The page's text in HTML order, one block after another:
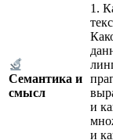
Семантика и
смысл
1.
и
и